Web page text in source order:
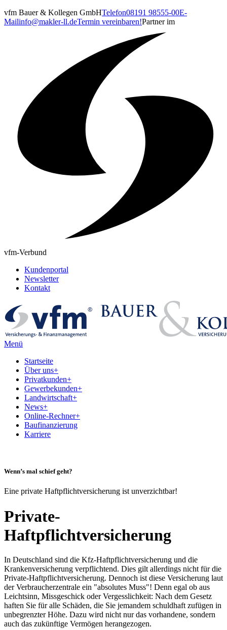
vfm Bauer & Kollegen GmbHTelefon08191 98555-00E-
Mailinfo@makler-ll.deTermin vereinbaren!Partner im
vfm-Verbund
Kundenportal
Newsletter
Kontakt
Menü
Startseite
Über uns+
Privatkunden+
Gewerbekunden+
Landwirtschaft+
News+
Online-Rechner+
Baufinanzierung
Karriere
Wenn’s mal schief geht?
Eine private Haftpflichtversicherung ist unverzichtbar!
Private-
Haftpflichtversicherung
In Deutschland sind die Kfz-Haftpflichtversicherung und die
Krankenversicherung verpflichtend. Dies gilt allerdings nicht für die
Private-Haftpflichtversicherung. Dennoch ist diese Versicherung laut
der Verbraucherzentrale ein "absolutes Muss"! Denn egal ob aus
Leichtsinn, Missgeschick oder Vergesslichkeit: Nach dem Gesetz
haften Sie für alle Schäden, die Sie jemandem schuldhaft zufügen in
unbegrenzter Höhe. Dazu wird nicht nur das vorhandene, sondern
auch das zukünftige Vermögen herangezogen.